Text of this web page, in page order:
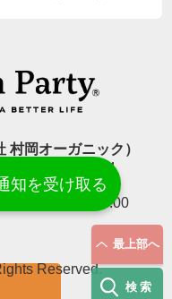
岡オーガニック）
栄町東高尾419-4
間］平日9:00–17:00
Reserved.
最上部へ
検索
知を受け取る